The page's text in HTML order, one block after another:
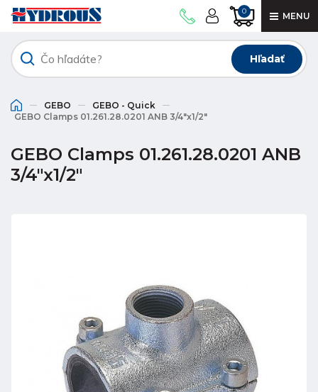
0 MENU
Hľadať
GEBO
GEBO - Quick
GEBO Clamps 01.261.28.0201 ANB 3/4"x1/2"
GEBO Clamps 01.261.28.0201 ANB
3/4"x1/2"